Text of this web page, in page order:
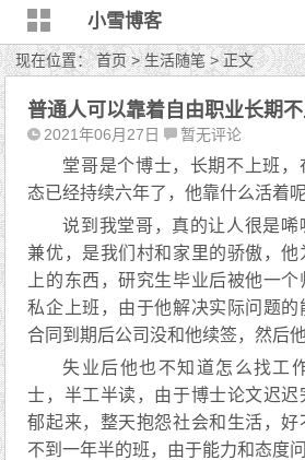
小雪博客
现在位置：首页>生活随笔> 正文
普通人可以靠着自由职业长期
2021年06月27日 暂无评论
堂哥是个博士，长期不上班
态已经持续六年了，他靠什么活着呢
说到我堂哥，真的让人很是
兼优，是我们村和家里的骄傲，
上的东西，研究生毕业后被他一
私企上班，由于他解决实际问题的
合同到期后公司没和他续签，然后
失业后他也不知道怎么找工
士，半工半读，由于博士论文迟
郁起来，整天抱怨社会和生活，好
不到一年半的班，由于能力和态度